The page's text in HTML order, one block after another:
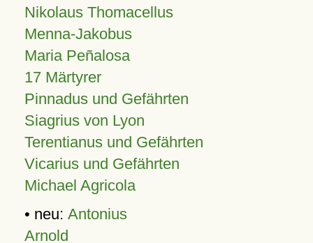
Nikolaus Thomacellus
Menna-Jakobus
Maria Peñalosa
17 Märtyrer
Pinnadus und Gefährten
Siagrius von Lyon
Terentianus und Gefährten
Vicarius und Gefährten
Michael Agricola
• neu: Antonius
Arnold